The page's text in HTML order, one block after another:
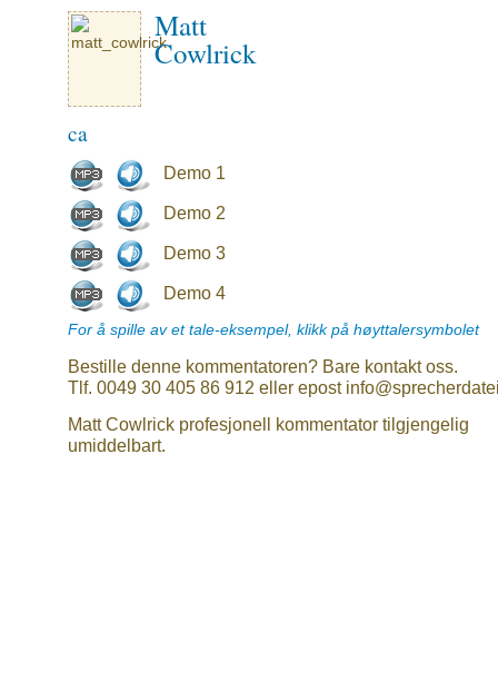
Matt
Cowlrick
ca
Demo 1
Demo 2
Demo 3
Demo 4
For å spille av et tale-eksempel, klikk på høyttalersymbolet
Bestille denne kommentatoren? Bare kontakt oss.
Tlf. 0049 30 405 86 912 eller epost
Matt Cowlrick profesjonell kommentator tilgjengelig
umiddelbart.